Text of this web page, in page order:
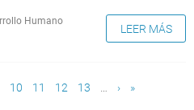
Humano
LEER MÁS
10 11 12 13 … › »